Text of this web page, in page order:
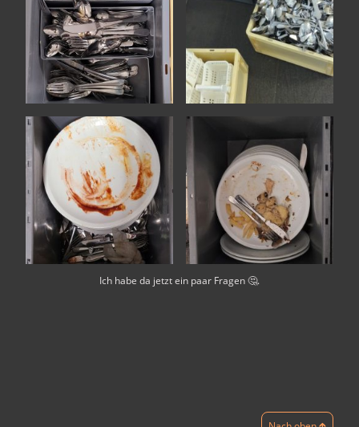
Ich habe da jetzt ein paar Fragen 🤔.